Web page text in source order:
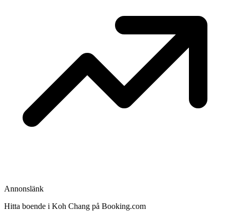
Annonslänk
Hitta boende i Koh Chang på Booking.com